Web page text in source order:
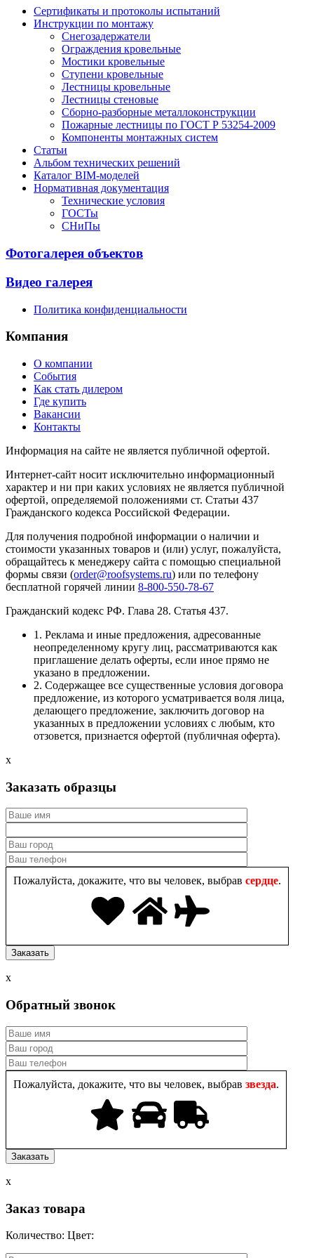
Сертификаты и протоколы испытаний
Инструкции по монтажу
Снегозадержатели
Ограждения кровельные
Мостики кровельные
Ступени кровельные
Лестницы кровельные
Лестницы стеновые
Сборно-разборные металлоконструкции
Пожарные лестницы по ГОСТ Р 53254-2009
Компоненты монтажных систем
Статьи
Альбом технических решений
Каталог BIM-моделей
Нормативная документация
Технические условия
ГОСТы
СНиПы
Фотогалерея объектов
Видео галерея
Политика конфиденциальности
Компания
О компании
События
Как стать дилером
Где купить
Вакансии
Контакты
Информация на сайте не является публичной офертой.
Интернет-сайт носит исключительно информационный
характер и ни при каких условиях не является публичной
офертой, определяемой положениями ст. Статьи 437
Гражданского кодекса Российской Федерации.
Для получения подробной информации о наличии и
стоимости указанных товаров и (или) услуг, пожалуйста,
обращайтесь к менеджеру сайта с помощью специальной
формы связи (order@roofsystems.ru) или по телефону
бесплатной горячей линии 8-800-550-78-67
Гражданский кодекс РФ. Глава 28. Статья 437.
1. Реклама и иные предложения, адресованные
неопределенному кругу лиц, рассматриваются как
приглашение делать оферты, если иное прямо не
указано в предложении.
2. Содержащее все существенные условия договора
предложение, из которого усматривается воля лица,
делающего предложение, заключить договор на
указанных в предложении условиях с любым, кто
отзовется, признается офертой (публичная оферта).
x
Заказать образцы
Пожалуйста, докажите, что вы человек, выбрав сердце.
x
Обратный звонок
Пожалуйста, докажите, что вы человек, выбрав звезда.
x
Заказ товара
Количество: Цвет: